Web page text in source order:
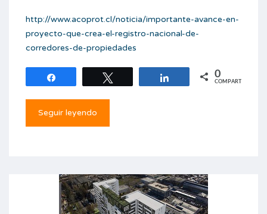
http://www.acoprot.cl/noticia/importante-avance-en-
proyecto-que-crea-el-registro-nacional-de-
corredores-de-propiedades
Compartir 0
COMPARTIR
Seguir leyendo